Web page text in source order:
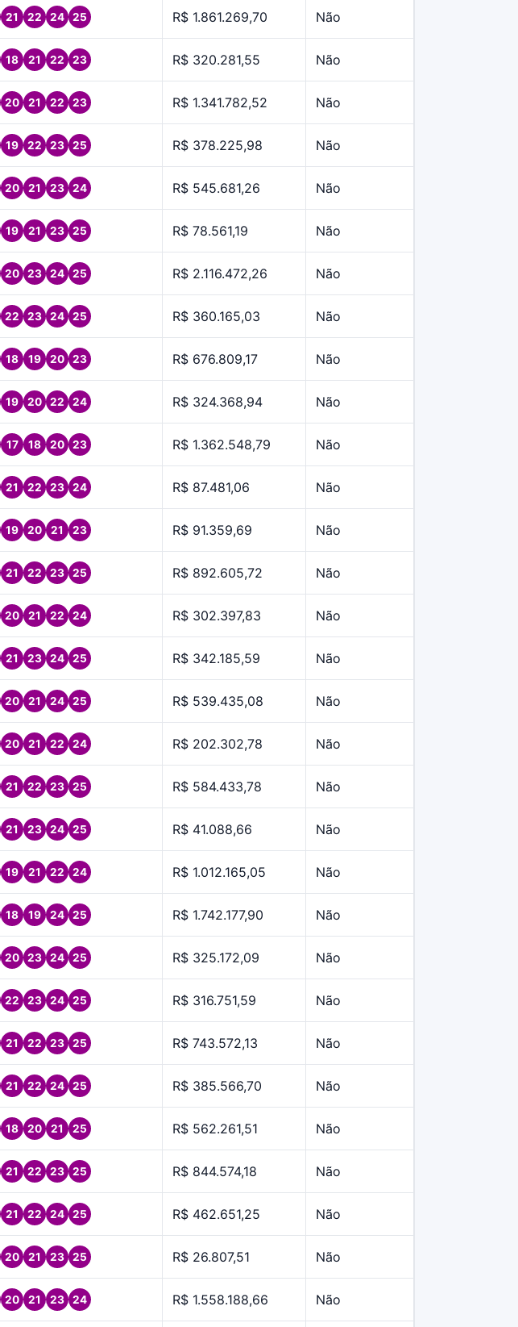
21 22 24 25 R$ 1.861.269,70 Não
18 21 22 23 R$ 320.281,55 Não
20 21 22 23 R$ 1.341.782,52 Não
19 22 23 25 R$ 378.225,98 Não
20 21 23 24 R$ 545.681,26 Não
19 21 23 25 R$ 78.561,19 Não
20 23 24 25 R$ 2.116.472,26 Não
22 23 24 25 R$ 360.165,03 Não
18 19 20 23 R$ 676.809,17 Não
19 20 22 24 R$ 324.368,94 Não
17 18 20 23 R$ 1.362.548,79 Não
21 22 23 24 R$ 87.481,06 Não
19 20 21 23 R$ 91.359,69 Não
21 22 23 25 R$ 892.605,72 Não
20 21 22 24 R$ 302.397,83 Não
21 23 24 25 R$ 342.185,59 Não
20 21 24 25 R$ 539.435,08 Não
20 21 22 24 R$ 202.302,78 Não
21 22 23 25 R$ 584.433,78 Não
21 23 24 25 R$ 41.088,66 Não
19 21 22 24 R$ 1.012.165,05 Não
18 19 24 25 R$ 1.742.177,90 Não
20 23 24 25 R$ 325.172,09 Não
22 23 24 25 R$ 316.751,59 Não
21 22 23 25 R$ 743.572,13 Não
21 22 24 25 R$ 385.566,70 Não
18 20 21 25 R$ 562.261,51 Não
21 22 23 25 R$ 844.574,18 Não
21 22 24 25 R$ 462.651,25 Não
20 21 23 25 R$ 26.807,51 Não
20 21 23 24 R$ 1.558.188,66 Não